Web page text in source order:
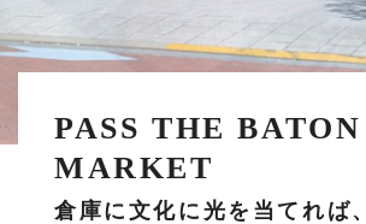
PASS THE BATON
MARKET
倉庫に文化に光を当てれば、